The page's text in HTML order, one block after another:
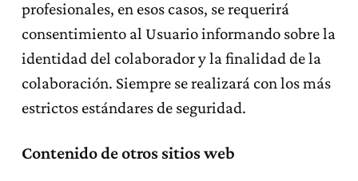
profesionales, en esos casos, se requerirá
consentimiento al Usuario informando sobre la
identidad del colaborador y la finalidad de la
colaboración. Siempre se realizará con los más
estrictos estándares de seguridad.
Contenido de otros sitios web